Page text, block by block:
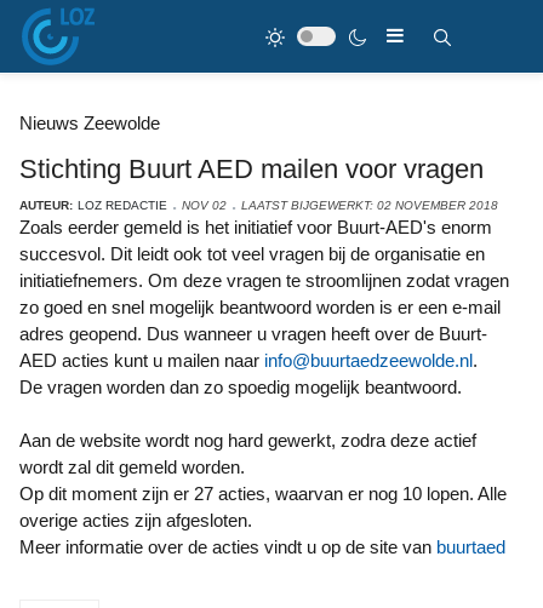
Nieuws Zeewolde
Stichting Buurt AED mailen voor vragen
AUTEUR: LOZ REDACTIE NOV 02 LAATST BIJGEWERKT: 02 NOVEMBER 2018
Zoals eerder gemeld is het initiatief voor Buurt-AED's enorm
succesvol. Dit leidt ook tot veel vragen bij de organisatie en
initiatiefnemers. Om deze vragen te stroomlijnen zodat vragen
zo goed en snel mogelijk beantwoord worden is er een e-mail
adres geopend. Dus wanneer u vragen heeft over de Buurt-
AED acties kunt u mailen naar info@buurtaedzeewolde.nl.
De vragen worden dan zo spoedig mogelijk beantwoord.
Aan de website wordt nog hard gewerkt, zodra deze actief
wordt zal dit gemeld worden.
Op dit moment zijn er 27 acties, waarvan er nog 10 lopen. Alle
overige acties zijn afgesloten.
Meer informatie over de acties vindt u op de site van buurtaed